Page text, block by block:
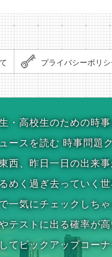
プライバシーポリ
・高校生のための時
ュースを読む 時事問題
西、昨日一日の出来
めく過ぎ去っていく
一気にチェックしち
テストに出る確率が
てピックアップコー